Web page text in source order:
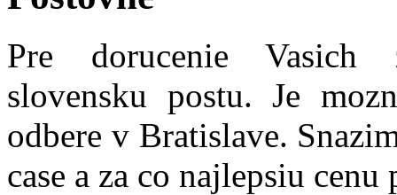
Pre dorucenie Vasich
slovensku postu. Je
odbere v Bratislave.
case a za co najlepsiu cenu